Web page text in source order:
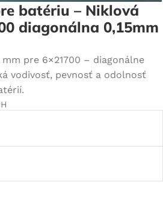
batériu – Niklová
diagonálna 0,15mm
pre 6×21700 – diagonálne
vodivosť, pevnosť a odolnosť